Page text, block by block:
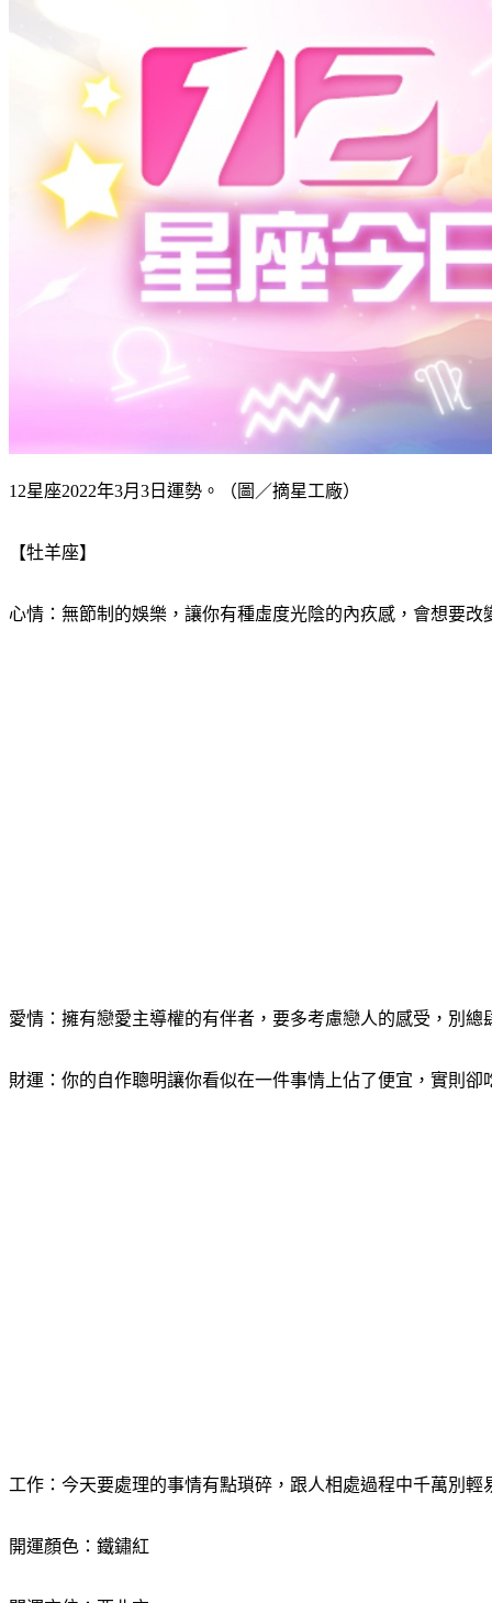
12星座2022年3月3日運勢。（圖／摘星工廠）
【牡羊座】
心情：無節制的娛樂，讓你有種虛度光陰的內疚感，會想要改
愛情：擁有戀愛主導權的有伴者，要多考慮戀人的感受，別總
財運：你的自作聰明讓你看似在一件事情上佔了便宜，實則卻
工作：今天要處理的事情有點瑣碎，跟人相處過程中千萬別輕
開運顏色：鐵鏽紅